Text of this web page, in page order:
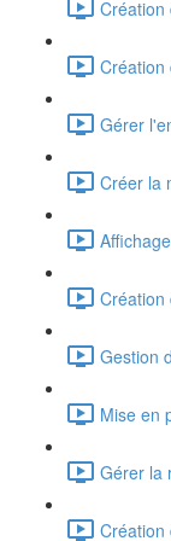
Création
Création
Gérer
Créer la
Création
Gestion
Mise en
Gérer la
Création